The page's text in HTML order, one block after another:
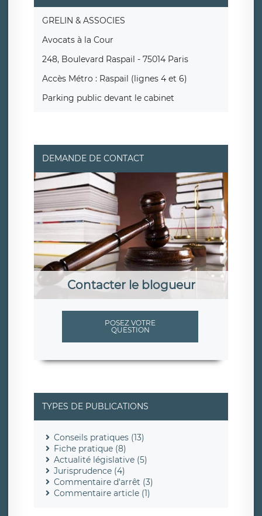
GRELIN & ASSOCIES
Avocats à la Cour
248, Boulevard Raspail - 75014 Paris
Accès Métro : Raspail (lignes 4 et 6)
Parking public devant le cabinet
DEMANDE DE CONTACT
Contacter le blogueur
POSEZ VOTRE
QUESTION
TYPES DE PUBLICATIONS
Conseils pratiques (13)
Fiche pratique (8)
Actualité législative (5)
Jurisprudence (4)
Commentaire d'arrêt (3)
Commentaire article (1)